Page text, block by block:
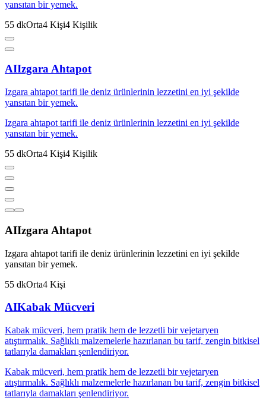
yansıtan bir yemek.
55 dkOrta4 Kişi4 Kişilik
AIIzgara Ahtapot
Izgara ahtapot tarifi ile deniz ürünlerinin lezzetini en iyi şekilde
yansıtan bir yemek.
Izgara ahtapot tarifi ile deniz ürünlerinin lezzetini en iyi şekilde
yansıtan bir yemek.
55 dkOrta4 Kişi4 Kişilik
AIIzgara Ahtapot
Izgara ahtapot tarifi ile deniz ürünlerinin lezzetini en iyi şekilde
yansıtan bir yemek.
55 dkOrta4 Kişi
AIKabak Mücveri
Kabak mücveri, hem pratik hem de lezzetli bir vejetaryen
atıştırmalık. Sağlıklı malzemelerle hazırlanan bu tarif, zengin bitkisel
tatlarıyla damakları şenlendiriyor.
Kabak mücveri, hem pratik hem de lezzetli bir vejetaryen
atıştırmalık. Sağlıklı malzemelerle hazırlanan bu tarif, zengin bitkisel
tatlarıyla damakları şenlendiriyor.